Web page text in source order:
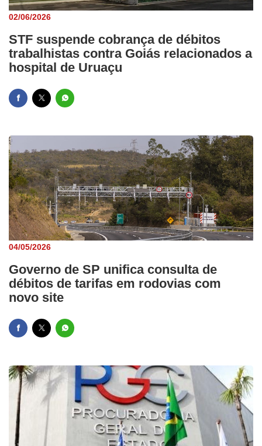
02/06/2026
STF suspende cobrança de débitos
trabalhistas contra Goiás relacionados a
hospital de Uruaçu
04/05/2026
Governo de SP unifica consulta de
débitos de tarifas em rodovias com
novo site